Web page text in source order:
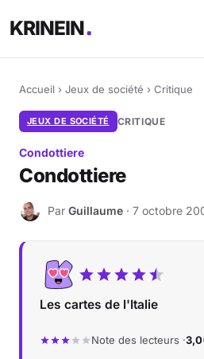
KRINEIN
Accueil › Jeux de société › Critique
JEUX DE SOCIÉTÉ CRITIQUE
Condottiere
Condottiere
G Par Guillaume · 7 octobre
Les cartes de l'Italie
Note des lecteurs ·3,0